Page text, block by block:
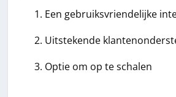
Een gebruiksvriendelijke
Uitstekende
Optie om op te schalen